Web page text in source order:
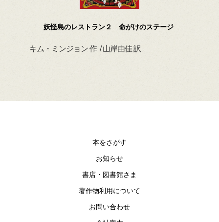
妖怪島のレストラン２ 命がけのステージ
キム・ミンジョン 作 / 山岸由佳 訳
本をさがす
お知らせ
書店・図書館さま
著作物利用について
お問い合わせ